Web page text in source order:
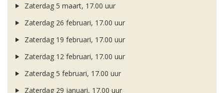
Zaterdag 5 maart, 17.00 uur
Zaterdag 26 februari, 17.00 uur
Zaterdag 19 februari, 17.00 uur
Zaterdag 12 februari, 17.00 uur
Zaterdag 5 februari, 17.00 uur
Zaterdag 29 januari, 17.00 uur